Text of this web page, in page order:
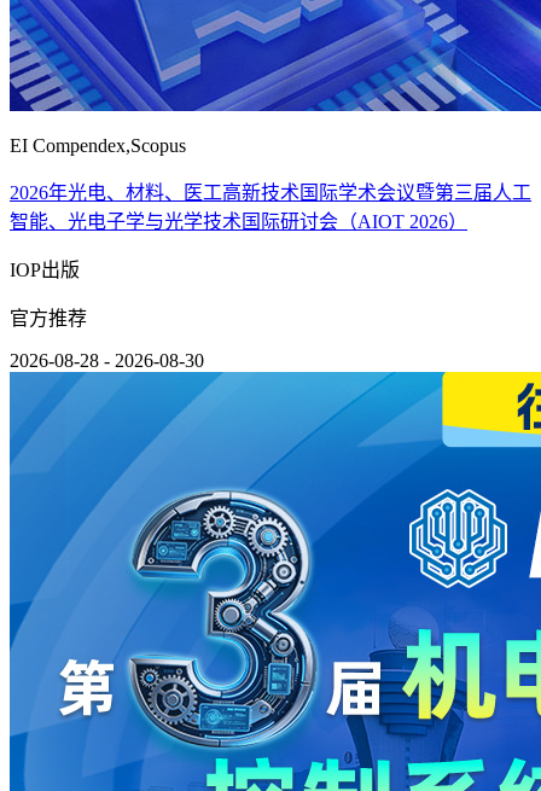
EI Compendex,Scopus
2026年光电、材料、医工高新技术国际学术会议暨第三届人工
智能、光电子学与光学技术国际研讨会（AIOT 2026）
IOP出版
官方推荐
2026-08-28 - 2026-08-30